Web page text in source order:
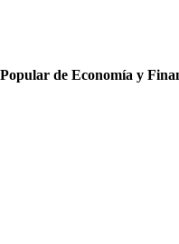
de Economía y